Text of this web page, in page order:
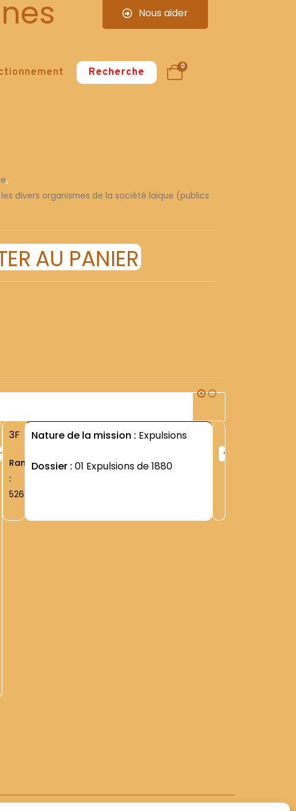
Nous aider
Recherche 0
,
divers organismes de la société laïque (publics
AU PANIER
3F
Rang
:
5269
Nature de la mission : Expulsions
Dossier : 01 Expulsions de 1880 +